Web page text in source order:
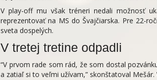
V play-off mu však tréneri nedali možnosť
reprezentovať na MS do Švajčiarska. Pre 22-
sveta dospelých.
V tretej tretine odpadli
“V prvom rade som rád, že som dostal
a zatiaľ si to veľmi užívam,” skonštatoval